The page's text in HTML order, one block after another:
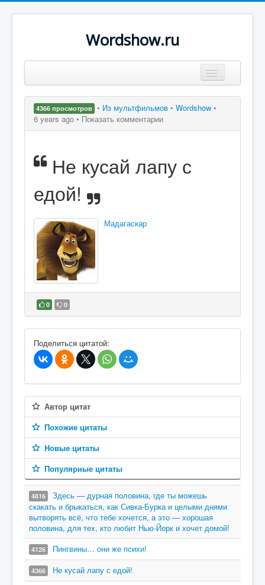
Wordshow.ru
Популярные цитаты
Поиск
4366 просмотров • Из мультфильмов • Wordshow •
6 years ago • Показать комментарии
Не кусай лапу с
едой!
Мадагаскар
0 0
В избранное
Поделиться цитатой:
Автор цитат
Похожие цитаты
Новые цитаты
Популярные цитаты
4816
Здесь — дурная половина, где ты можешь
скакать и брыкаться, как Сивка-Бурка и целыми днями
вытворять всё, что тебе хочется, а это — хорошая
половина, для тех, кто любит Нью-Йорк и хочет домой!
4126 Пингвины… они же психи!
4366 Не кусай лапу с едой!